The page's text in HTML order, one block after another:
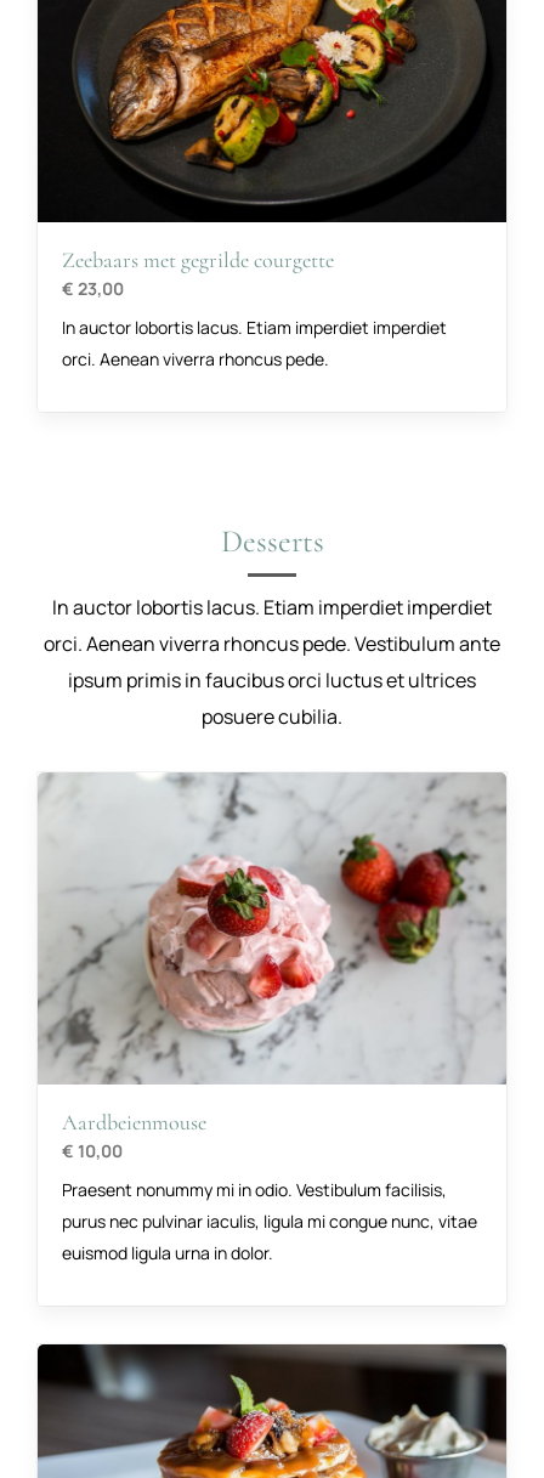
Zeebaars met gegrilde courgette
€ 23,00
In auctor lobortis lacus. Etiam imperdiet imperdiet
orci. Aenean viverra rhoncus pede.
Desserts
In auctor lobortis lacus. Etiam imperdiet imperdiet
orci. Aenean viverra rhoncus pede. Vestibulum ante
ipsum primis in faucibus orci luctus et ultrices
posuere cubilia.
Aardbeienmouse
€ 10,00
Praesent nonummy mi in odio. Vestibulum facilisis,
purus nec pulvinar iaculis, ligula mi congue nunc, vitae
euismod ligula urna in dolor.